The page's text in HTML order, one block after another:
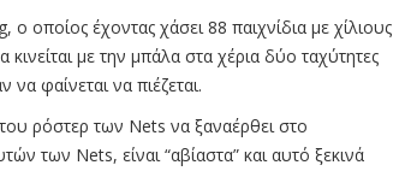
οποίος έχοντας χάσει 88 παιχνίδια με χίλιους
κινείται με την μπάλα στα χέρια δύο ταχύτητες
φαίνεται να πιέζεται.
ρόστερ των Nets να ξαναέρθει στο
των Nets, είναι “αβίαστα” και αυτό ξεκινά